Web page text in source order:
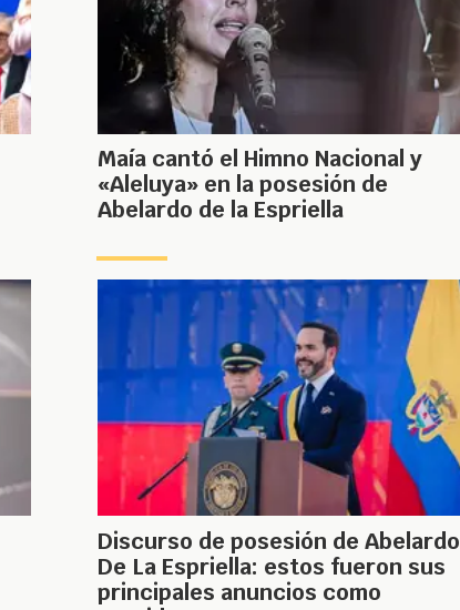
Maía cantó el Himno Nacional y
«Aleluya» en la posesión de
Abelardo de la Espriella
Discurso de posesión de Abelardo
De La Espriella: estos fueron sus
principales anuncios como